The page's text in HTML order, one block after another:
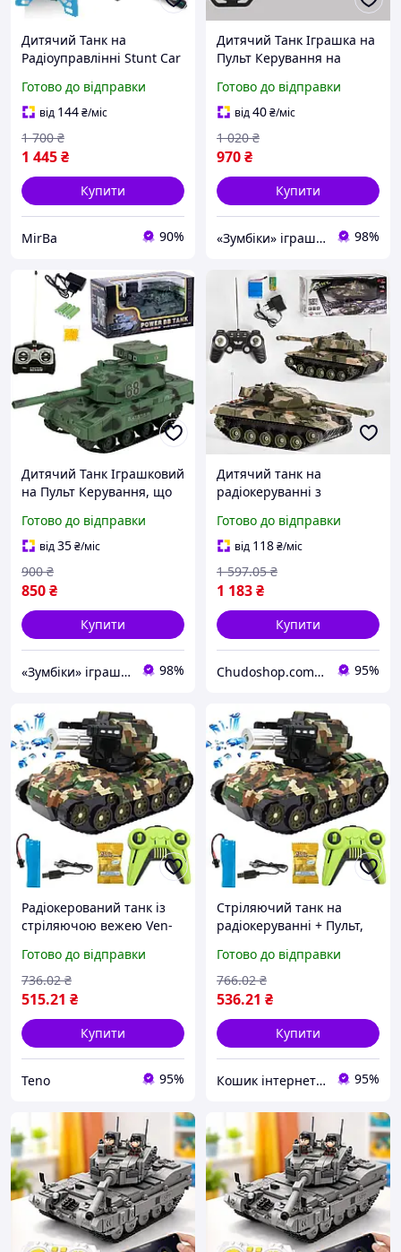
Дитячий Танк на
Радіоуправлінні Stunt Car
Управління Жестами та
Пультом + Світло Музика
та LED Підсвічування
Готово до відправки
від 144₴/міс
1 445₴
1 700 ₴
Купити
MirBa 90%
Дитячий Танк Іграшка на
Пульт Керування на
Готово до відправки
від40₴/міс
970₴
1 020 ₴
Купити
«Зумбіки» іграшки для дітей 98%
Дитячий Танк Іграшковий
на Пульт Керування, що
мм Пульками
Акумуляторний
Готово до відправки
від35₴/міс
850₴
900 ₴
Купити
«Зумбіки» іграшки для дітей 98%
Дитячий танк на
радіокеруванні з
світлом звуком та пультом
керування для веселих
ігор
Готово до відправки
від 118₴/міс
1 183₴
1 597.05 ₴
Купити
Chudoshop.com.ua 95%
Радіокерований танк із
стріляючою вежею Ven-
на пульті управління /
Дитячий танк
Готово до відправки
515.21 ₴
736.02 ₴
Купити
Teno 95%
Стріляючий танк на
радіокеруванні + Пульт,
Іграшка танк на пульті
управління / Дитячий
танк
Готово до відправки
536.21 ₴
766.02 ₴
Купити
Кошик інтернет магазин 95%